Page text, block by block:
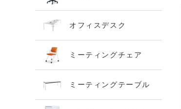
オフィスデスク
ミーティングチェア
ミーティングテーブル